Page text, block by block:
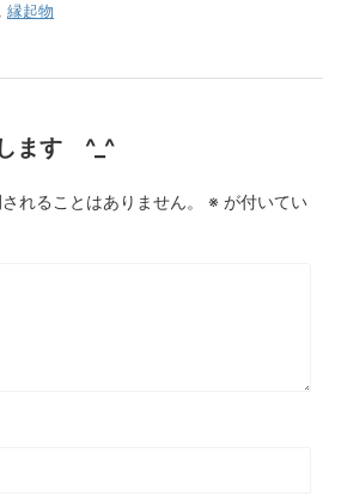
縁起物
ます ^_^
れることはありません。 ※ が付いてい